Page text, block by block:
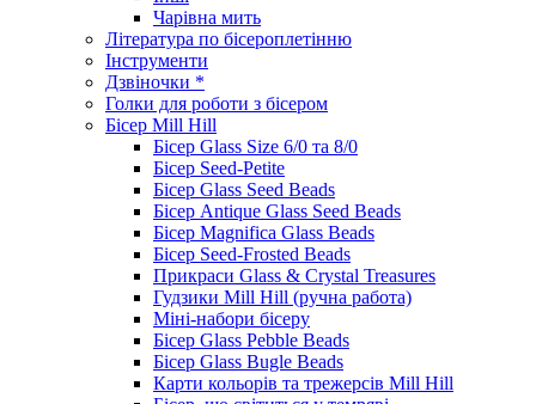
Чарівна мить
Література по бісероплетінню
Інструменти
Дзвіночки *
Голки для роботи з бісером
Бісер Mill Hill
Бісер Glass Size 6/0 та 8/0
Бісер Seed-Petite
Бісер Glass Seed Beads
Бісер Antique Glass Seed Beads
Бісер Magnifica Glass Beads
Бісер Seed-Frosted Beads
Прикраси Glass & Crystal Treasures
Гудзики Mill Hill (ручна работа)
Міні-набори бісеру
Бісер Glass Pebble Beads
Бісер Glass Bugle Beads
Карти кольорів та трежерсів Mill Hill